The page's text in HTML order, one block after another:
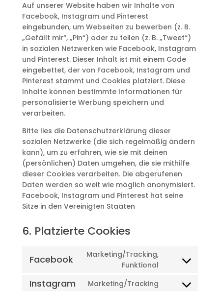
Auf unserer Website haben wir Inhalte von
Facebook, Instagram und Pinterest
eingebunden, um Webseiten zu bewerben (z. B.
„Gefällt mir“, „Pin“) oder zu teilen (z. B. „Tweet“)
in sozialen Netzwerken wie Facebook, Instagram
und Pinterest. Dieser Inhalt ist mit einem Code
eingebettet, der von Facebook, Instagram und
Pinterest stammt und Cookies platziert. Diese
Inhalte können bestimmte Informationen für
personalisierte Werbung speichern und
verarbeiten.
Bitte lies die Datenschutzerklärung dieser
sozialen Netzwerke (die sich regelmäßig ändern
kann), um zu erfahren, wie sie mit deinen
(persönlichen) Daten umgehen, die sie mithilfe
dieser Cookies verarbeiten. Die abgerufenen
Daten werden so weit wie möglich anonymisiert.
Facebook, Instagram und Pinterest hat seine
Sitze in den Vereinigten Staaten
6. Platzierte Cookies
Facebook
Marketing/Tracking,
Funktional
Consent
service
Instagram Marketing/Tracking Consent